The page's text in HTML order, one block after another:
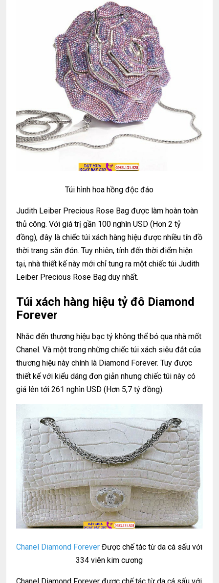
Túi hình hoa hồng độc đáo
Judith Leiber Precious Rose Bag được làm hoàn toàn
thủ công. Với giá trị gần 100 nghìn USD (Hơn 2 tỷ
đồng), đây là chiếc túi xách hàng hiệu được nhiều tín đồ
thời trang săn đón. Tuy nhiên, tính đến thời điểm hiện
tại, nhà thiết kế này mới chỉ tung ra một chiếc túi Judith
Leiber Precious Rose Bag duy nhất.
Túi xách hàng hiệu tỷ đô Diamond
Forever
Nhắc đến thương hiệu bạc tỷ không thể bỏ qua nhà mốt
Chanel. Và một trong những chiếc túi xách siêu đắt của
thương hiệu này chính là Diamond Forever. Tuy được
thiết kế với kiểu dáng đơn giản nhưng chiếc túi này có
giá lên tới 261 nghìn USD (Hơn 5,7 tỷ đồng).
Chanel Diamond Forever Được chế tác từ da cá sấu với
334 viên kim cương